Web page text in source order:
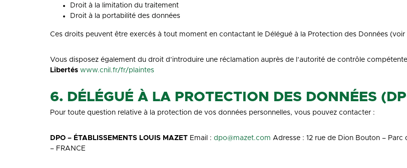
Droit à la limitation du traitement
Droit à la portabilité des données
Ces droits peuvent être exercés à tout moment en contactant le Délégué à la Protection des Données
Vous disposez également du droit d’introduire une réclamation auprès de l’autorité de contrôle
Libertés www.cnil.fr/fr/plaintes
6. DÉLÉGUÉ À LA PROTECTION DES DONNÉES
Pour toute question relative à la protection de vos données personnelles, vous pouvez contacter :
DPO – ÉTABLISSEMENTS LOUIS MAZET Email : dpo@mazet.com Adresse : 12 rue de Dion Bouton – Parc
– FRANCE